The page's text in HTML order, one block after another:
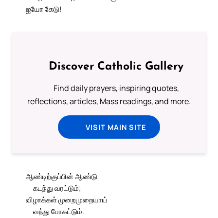
ஐயோ கேடு!
Discover Catholic Gallery
Find daily prayers, inspiring quotes,
reflections, articles, Mass readings, and more.
VISIT MAIN SITE
ஆண்டிற்குப்பின் ஆண்டு
கடந்து வரட்டும்;
விழாக்கள் முறைமுறையாய்
வந்து போகட்டும்.